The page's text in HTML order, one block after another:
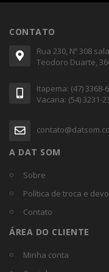
CONTATO
Rua 230, Nº 308
Teodoro Duarte,
Itapema: (47) 3368-
Vacaria: (54) 3231-
A DAT SOM
Sobre
Política de troca e
Contato
ÁREA DO CLIENTE
Minha conta